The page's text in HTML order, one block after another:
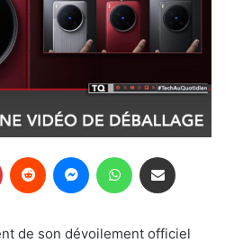
Pinterest Reddit MessengerWhatsApp
de son dévoilement officiel